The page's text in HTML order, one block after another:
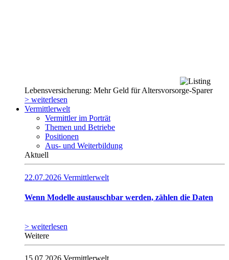
Lebensversicherung: Mehr Geld für Altersvorsorge-Sparer
> weiterlesen
Vermittlerwelt
Vermittler im Porträt
Themen und Betriebe
Positionen
Aus- und Weiterbildung
Aktuell
22.07.2026 Vermittlerwelt
Wenn Modelle austauschbar werden, zählen die Daten
> weiterlesen
Weitere